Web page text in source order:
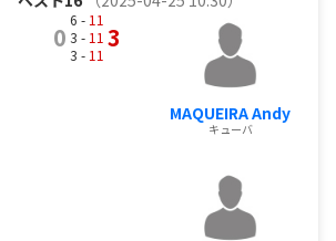
0
6 - 11
3 - 11
3 - 11
3
MAQUEIRA Andy
キューバ